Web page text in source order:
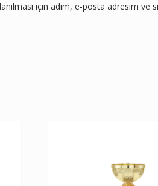
için adım, e-posta adresim ve